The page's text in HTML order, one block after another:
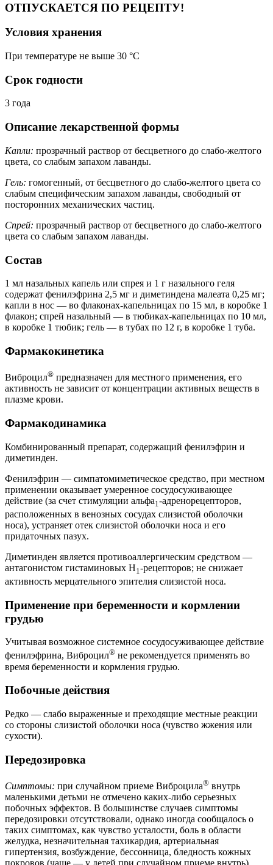
ОТПУСКАЕТСЯ ПО РЕЦЕПТУ!
Условия хранения
При температуре не выше 30 °C
Срок годности
3 года
Описание лекарственной формы
Капли: прозрачный раствор от бесцветного до слабо-желтого
цвета, со слабым запахом лаванды.
Гель: гомогенный, от бесцветного до слабо-желтого цвета со
слабым специфическим запахом лаванды, свободный от
посторонних механических частиц.
Спрей: прозрачный раствор от бесцветного до слабо-желтого
цвета со слабым запахом лаванды.
Состав
1 мл назальных капель или спрея и 1 г назального геля
содержат фенилэфрина 2,5 мг и диметиндена малеата 0,25 мг;
капли в нос — во флаконах-капельницах по 15 мл, в коробке 1
флакон; спрей назальный — в тюбиках-капельницах по 10 мл,
в коробке 1 тюбик; гель — в тубах по 12 г, в коробке 1 туба.
Фармакокинетика
Виброцил® предназначен для местного применения, его
активность не зависит от концентрации активных веществ в
плазме крови.
Фармакодинамика
Комбинированный препарат, содержащий фенилэфрин и
диметинден.
Фенилэфрин — симпатомиметическое средство, при местном
применении оказывает умеренное сосудосуживающее
действие (за счет стимуляции альфа1 -адренорецепторов,
расположенных в венозных сосудах слизистой оболочки
носа), устраняет отек слизистой оболочки носа и его
придаточных пазух.
Диметинден является противоаллергическим средством —
антагонистом гистаминовых Н1 -рецепторов; не снижает
активность мерцательного эпителия слизистой носа.
Применение при беременности и кормлении
грудью
Учитывая возможное системное сосудосуживающее действие
фенилэфрина, Виброцил® не рекомендуется применять во
время беременности и кормления грудью.
Побочные действия
Редко — слабо выраженные и преходящие местные реакции
со стороны слизистой оболочки носа (чувство жжения или
сухости).
Передозировка
Симптомы: при случайном приеме Виброцила® внутрь
маленькими детьми не отмечено каких-либо серьезных
побочных эффектов. В большинстве случаев симптомы
передозировки отсутствовали, однако иногда сообщалось о
таких симптомах, как чувство усталости, боль в области
желудка, незначительная тахикардия, артериальная
гипертензия, возбуждение, бессонница, бледность кожных
покровов (чаще — у детей при случайном приеме внутрь).